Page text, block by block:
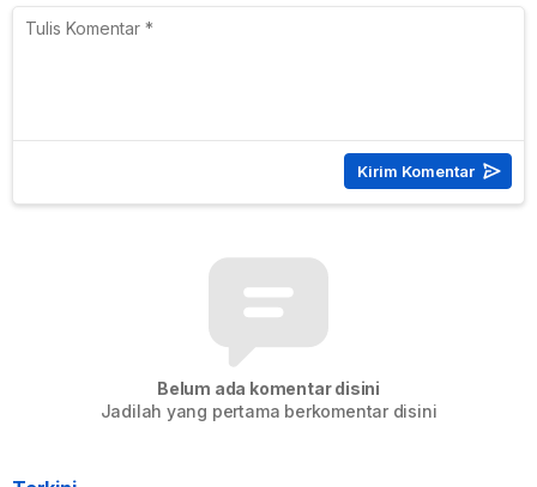
Belum ada komentar disini
Jadilah yang pertama berkomentar disini